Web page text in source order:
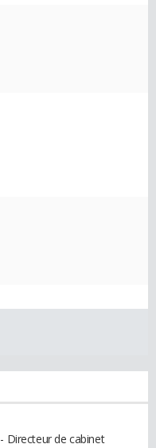
Directeur de cabinet